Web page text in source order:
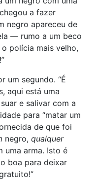
a fazer
negro apareceu de
— rumo a um beco
o polícia mais velho,
um segundo. “É
aqui está uma
e salivar com a
para “matar um
de que foi
negro, qualquer
uma arma. Isto é
boa para deixar